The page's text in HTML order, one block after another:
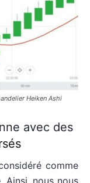
Heiken Ashi
avec des
comme